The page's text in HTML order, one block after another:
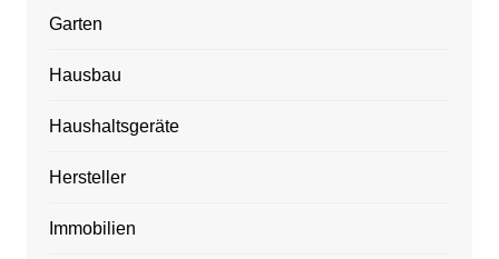
Garten
Hausbau
Haushaltsgeräte
Hersteller
Immobilien